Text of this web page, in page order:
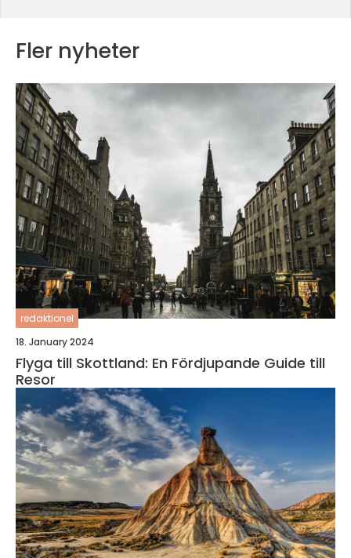
Fler nyheter
redaktionel
18. January 2024
Flyga till Skottland: En Fördjupande Guide till
Resor